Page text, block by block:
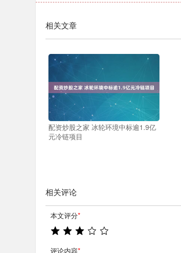
相关文章
配资炒股之家 冰轮环境中标逾1.9亿
元冷链项目
相关评论
本文评分*
评论内容*